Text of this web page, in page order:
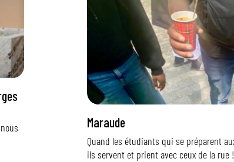
Maraude
Quand les étudiants qui se préparent
ils servent et prient avec ceux de la rue !